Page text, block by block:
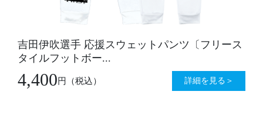
吉田伊吹選手 応援スウェットパンツ〔フリース
タイルフットボー...
4,400円 （税込） 詳細を見る＞